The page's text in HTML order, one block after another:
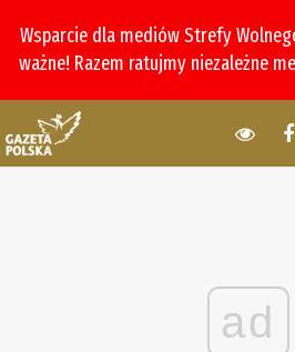
Wsparcie dla mediów Strefy
ważne! Razem ratujmy niezależne
ad